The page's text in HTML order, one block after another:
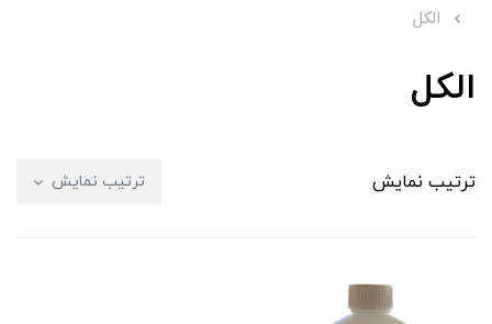
الکل
الکل
ترتیب نمایش ترتیب نمایش